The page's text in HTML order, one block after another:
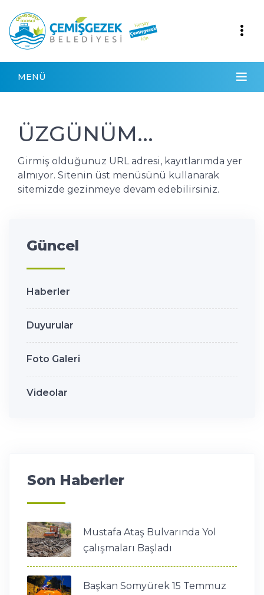
MENÜ
ÜZGÜNÜM...
Girmiş olduğunuz URL adresi, kayıtlarımda yer
almıyor. Sitenin üst menüsünü kullanarak
sitemizde gezinmeye devam edebilirsiniz.
Güncel
Haberler
Duyurular
Foto Galeri
Videolar
Son Haberler
Mustafa Ataş Bulvarında Yol
çalışmaları Başladı
Başkan Somyürek 15 Temmuz